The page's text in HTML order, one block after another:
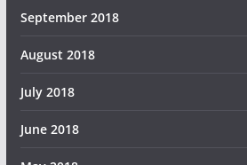
September 2018
August 2018
July 2018
June 2018